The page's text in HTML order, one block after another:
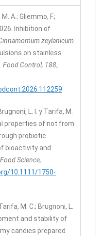
A.; Gliemmo, F.;
Inhibition of
zeylanicum
on stainless
Food Control, 188,
L. I. y Tarifa, M.
properties of not from
probiotic
bioactivity and
Science,
10.1111/1750-
M. C.; Brugnoni, L.
and stability of
candies prepared